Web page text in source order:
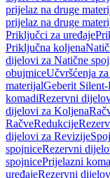
prijelaz na druge
prijelaz na druge
Priključci za uređaje
Priključna koljena
dijelovi za Natične
obujmiceUčvršćenja
materijalGeberit Silent-
komadiRezervni
dijelovi za Koljena
RačveRedukcije
dijelovi za Revizije
spojniceRezervni
spojnicePrijelazni
uređajeRezervni